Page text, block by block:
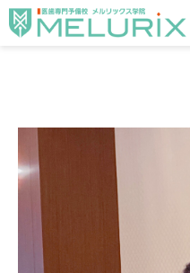
入学案内
合格実績・合格体験記